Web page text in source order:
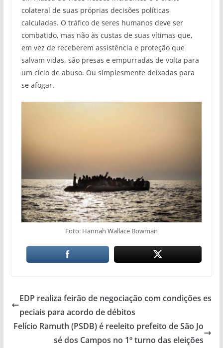
colateral de suas próprias decisões políticas
calculadas. O tráfico de seres humanos deve ser
combatido, mas não às custas de suas vítimas que,
em vez de receberem assistência e proteção que
salvam vidas, são presas e empurradas de volta para
um ciclo de abuso. Ou simplesmente deixadas para
se afogar.
Foto: Hannah Wallace Bowman
EDP realiza feirão de negociação com condições es
peciais para acordo de débitos
Felício Ramuth (PSDB) é reeleito prefeito de São Jo
sé dos Campos no 1º turno das eleições